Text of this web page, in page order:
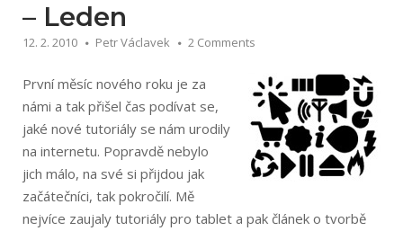
#5“
– Leden
12. 2. 2010 Petr Václavek 2 Comments
První měsíc nového roku je za
námi a tak přišel čas podívat se,
jaké nové tutoriály se nám urodily
na internetu. Popravdě nebylo
jich málo, na své si přijdou jak
začátečníci, tak pokročilí. Mě
nejvíce zaujaly tutoriály pro tablet a pak článek o tvorbě